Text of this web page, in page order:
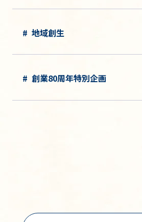
地域創生
創業80周年特別企画